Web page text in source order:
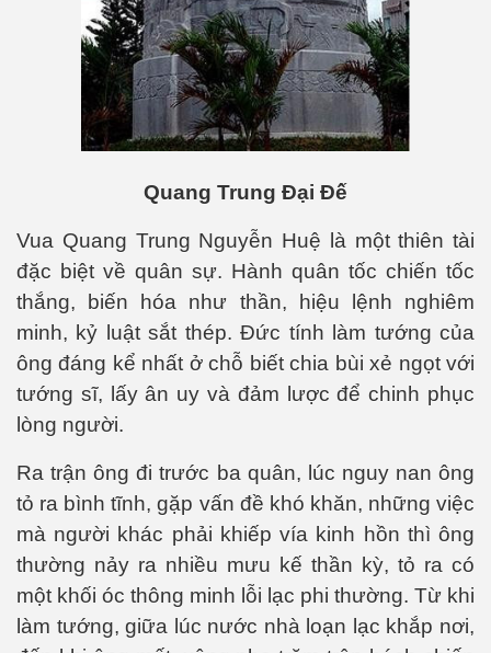
Quang Trung Đại Đế
Vua Quang Trung Nguyễn Huệ là một thiên tài
đặc biệt về quân sự. Hành quân tốc chiến tốc
thắng, biến hóa như thần, hiệu lệnh nghiêm
minh, kỷ luật sắt thép. Đức tính làm tướng của
ông đáng kể nhất ở chỗ biết chia bùi xẻ ngọt với
tướng sĩ, lấy ân uy và đảm lược để chinh phục
lòng người.
Ra trận ông đi trước ba quân, lúc nguy nan ông
tỏ ra bình tĩnh, gặp vấn đề khó khăn, những việc
mà người khác phải khiếp vía kinh hồn thì ông
thường nảy ra nhiều mưu kế thần kỳ, tỏ ra có
một khối óc thông minh lỗi lạc phi thường. Từ khi
làm tướng, giữa lúc nước nhà loạn lạc khắp nơi,
- Phần 1